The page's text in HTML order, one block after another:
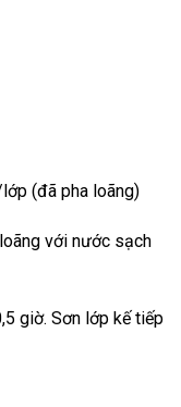
(đã pha loãng)
với nước sạch
giờ. Sơn lớp kế tiếp